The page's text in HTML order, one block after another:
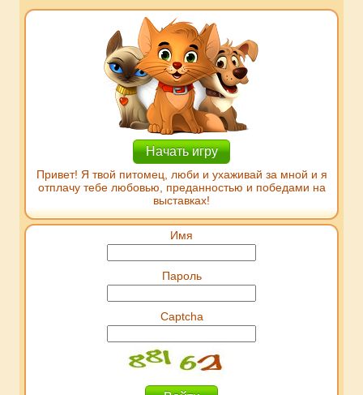
Начать игру
Привет! Я твой питомец, люби и ухаживай за мной и я
отплачу тебе любовью, преданностью и победами на
выставках!
Имя
Пароль
Captcha